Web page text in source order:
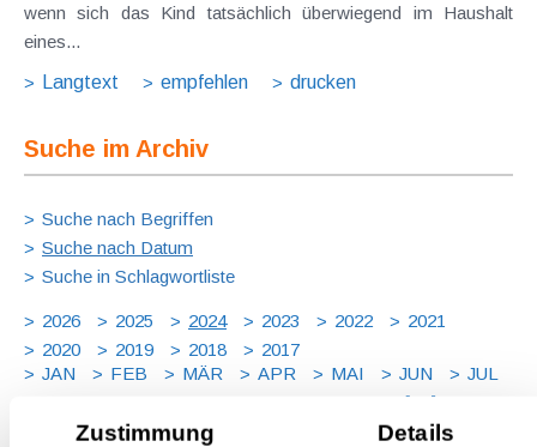
Zustimmung Details
wenn sich das Kind tatsächlich überwiegend im Haushalt
eines...
Langtext
empfehlen drucken
Suche im Archiv
Suche nach Begriffen
Suche nach Datum
Suche in Schlagwortliste
2026 2025 2024 2023 2022
2021
2020
2019 2018
2017
JAN
FEB MÄR APR MAI JUN
JUL
[ X ]